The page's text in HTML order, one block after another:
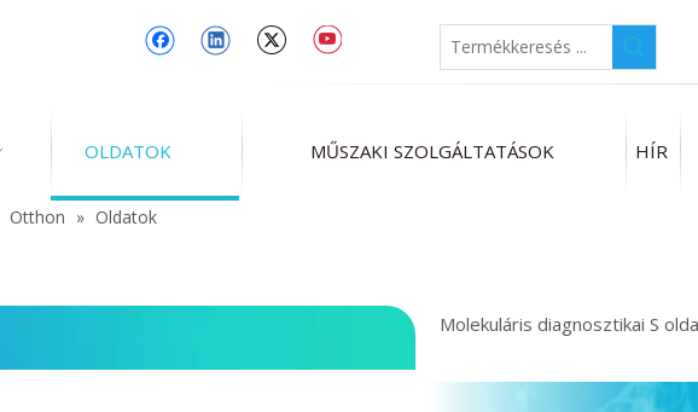
OLDATOK MŰSZAKI SZOLGÁLTATÁSOK HÍR
Otthon » Oldatok
Molekuláris diagnosztikai S